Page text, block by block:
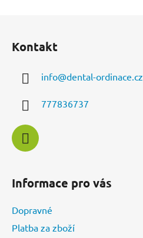
Kontakt
info@dental-ordinace.cz
777836737
Informace pro vás
Dopravné
Platba za zboží